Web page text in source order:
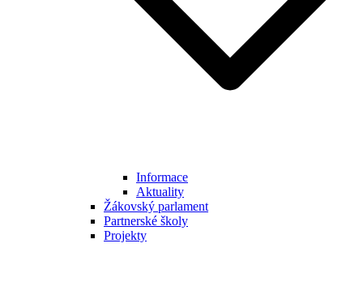
Informace
Aktuality
Žákovský parlament
Partnerské školy
Projekty